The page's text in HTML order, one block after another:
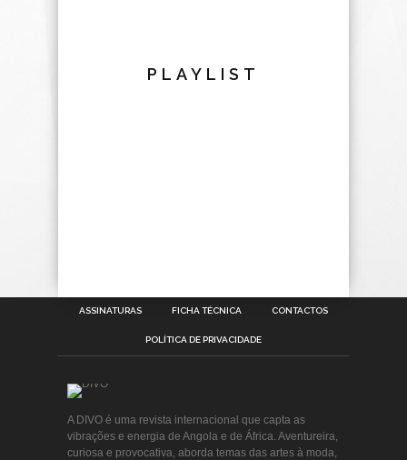
PLAYLIST
ASSINATURAS FICHA TÉCNICA CONTACTOS
POLÍTICA DE PRIVACIDADE
A DIVO é uma revista internacional que capta as
vibrações e energia de Angola e de África. Aventureira,
curiosa e provocativa, aborda temas das artes à moda,